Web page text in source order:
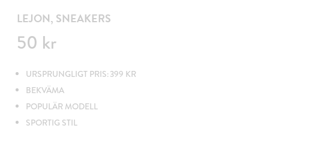
LEJON, SNEAKERS
Pris:50 kr
50 kr
URSPRUNGLIGT PRIS: 399 KR
BEKVÄMA
POPULÄR MODELL
SPORTIG STIL